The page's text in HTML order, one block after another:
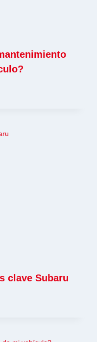
clave Subaru